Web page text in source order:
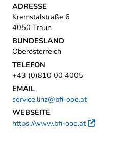
ADRESSE
Kremstalstraße 6
4050 Traun
BUNDESLAND
Oberösterreich
TELEFON
+43 (0)810 00 4005
EMAIL
service.linz@bfi-ooe.at
WEBSEITE
https://www.bfi-ooe.at